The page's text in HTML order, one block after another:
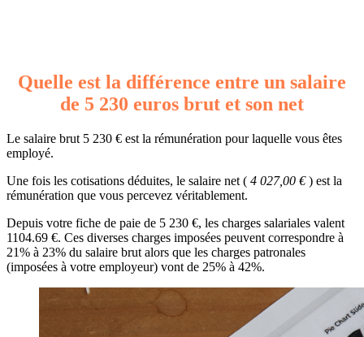
Quelle est la différence entre un salaire
de 5 230 euros brut et son net
Le salaire brut 5 230 € est la rémunération pour laquelle vous êtes
employé.
Une fois les cotisations déduites, le salaire net ( 4 027,00 €) est la
rémunération que vous percevez véritablement.
Depuis votre fiche de paie de 5 230 €, les charges salariales valent
1104.69 €. Ces diverses charges imposées peuvent correspondre à
21% à 23% du salaire brut alors que les charges patronales
(imposées à votre employeur) vont de 25% à 42%.